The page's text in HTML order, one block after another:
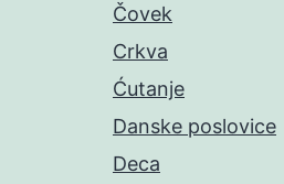
Čovek
Crkva
Ćutanje
Danske poslovice
Deca